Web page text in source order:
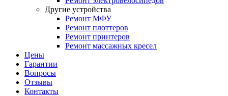
Другие устройства
Ремонт МФУ
Ремонт плоттеров
Ремонт принтеров
Ремонт массажных кресел
Цены
Гарантии
Вопросы
Отзывы
Контакты